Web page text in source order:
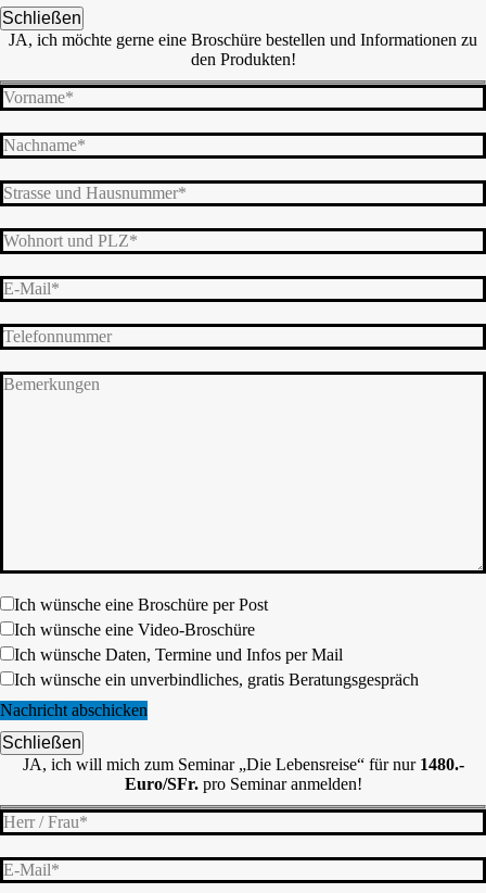
Schließen
JA, ich möchte gerne eine Broschüre bestellen und Informationen zu
den Produkten!
Ich wünsche eine Broschüre per Post
Ich wünsche eine Video-Broschüre
Ich wünsche Daten, Termine und Infos per Mail
Ich wünsche ein unverbindliches, gratis Beratungsgespräch
Schließen
JA, ich will mich zum Seminar „Die Lebensreise“ für nur 1480.-
Euro/SFr.pro Seminar anmelden!